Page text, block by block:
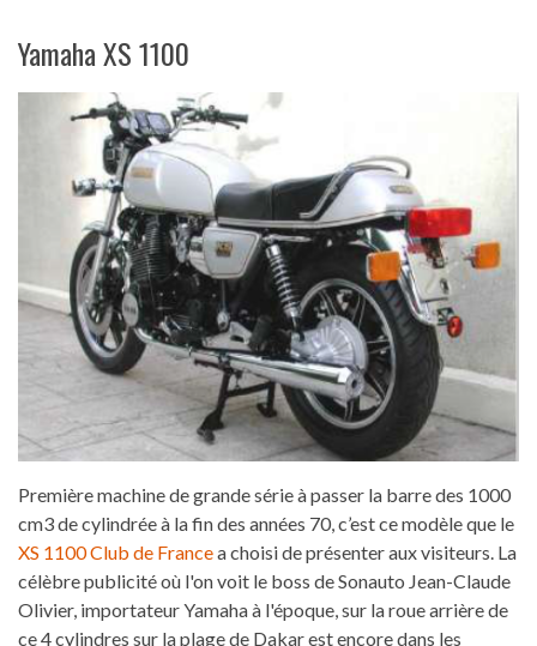
Yamaha XS 1100
Première machine de grande série à passer la barre des 1000
cm3 de cylindrée à la fin des années 70, c’est ce modèle que le
XS 1100 Club de Francea choisi de présenter aux visiteurs. La
célèbre publicité où l'on voit le boss de Sonauto Jean-Claude
Olivier, importateur Yamaha à l'époque, sur la roue arrière de
ce 4 cylindres sur la plage de Dakar est encore dans les